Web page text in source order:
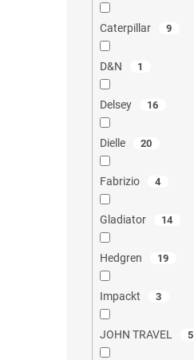
Caterpillar 9
D&N 1
Delsey 16
Dielle 20
Fabrizio 4
Gladiator 14
Hedgren 19
Impackt 3
JOHN TRAVEL 5